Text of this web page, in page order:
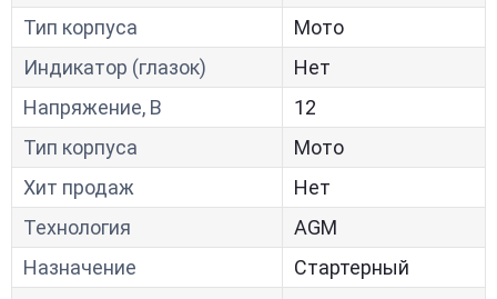
Тип корпуса
Мото
Индикатор (глазок)
Нет
Напряжение, В
12
Тип корпуса
Мото
Хит продаж
Нет
Технология
AGM
Назначение
Стартерный